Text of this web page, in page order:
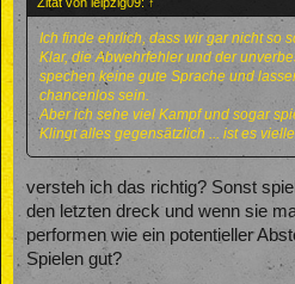
Ich finde ehrlich, dass wir gar nicht so
Klar, die Abwehrfehler und der
spechen keine gute Sprache und
chancenlos sein.
Aber ich sehe viel Kampf und sogar
Klingt alles gegensätzlich ... ist es
versteh ich das richtig? Sonst
den letzten dreck und wenn sie
performen wie ein potentieller
Spielen gut?